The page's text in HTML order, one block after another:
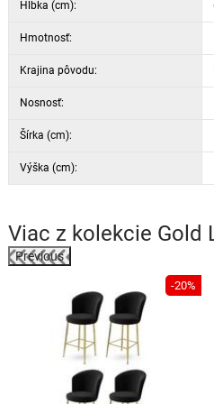
Hĺbka (cm):
Hmotnosť:
Krajina pôvodu:
Nosnosť:
Šírka (cm):
Výška (cm):
Viac z kolekcie Gold
Previous
-20%